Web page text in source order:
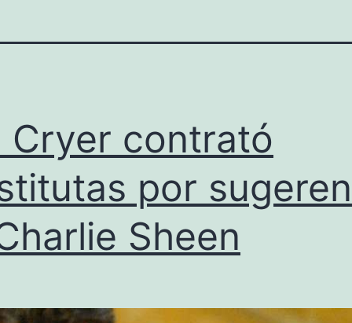
Cryer contrató
por
Sheen